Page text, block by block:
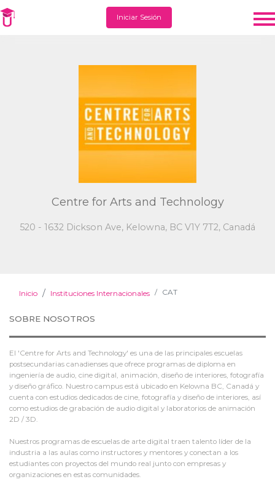
Iniciar Sesión
Centre for Arts and Technology
520 - 1632 Dickson Ave, Kelowna, BC V1Y 7T2, Canadá
Inicio Instituciones Internacionales CAT
SOBRE NOSOTROS
El 'Centre for Arts and Technology' es una de las principales escuelas
postsecundarias canadienses que ofrece programas de diploma en
ingeniería de audio, cine digital, animación, diseño de interiores, fotografía
y diseño gráfico. Nuestro campus está ubicado en Kelowna BC, Canadá y
cuenta con estudios dedicados de cine, fotografía y diseño de interiores, así
como estudios de grabación de audio digital y laboratorios de animación
2D / 3D.
Nuestros programas de escuelas de arte digital traen talento líder de la
industria a las aulas como instructores y mentores y conectan a los
estudiantes con proyectos del mundo real junto con empresas y
organizaciones en estas comunidades.